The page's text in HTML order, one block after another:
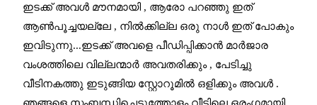
ഇടക്ക് അവൾ മൗനമായി , ആരോ പറഞ്ഞു ഇത്
ആൺപൂച്ചയല്ലേ , നിൽക്കില്ല ഒരു നാൾ ഇത് പോകും
ഇവിടുന്നു...ഇടക്ക് അവളെ പീഡിപ്പിക്കാൻ മാർജാര
വംശത്തിലെ വില്ലന്മാർ അവതരിക്കും , പേടിച്ചു
വീടിനകത്തു ഇടുങ്ങിയ സ്റ്റോറൂമിൽ ഒളിക്കും അവൾ .
ഞങ്ങളെ സംബന്ധിച്ചെടുത്തോളം വീട്ടിലെ ഒരംഗമായി